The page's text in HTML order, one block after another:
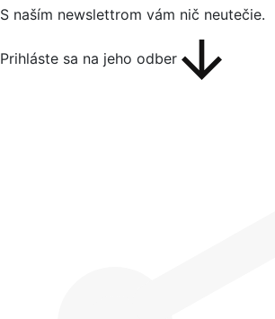
S naším newslettrom vám nič neutečie.
Prihláste sa na jeho odber